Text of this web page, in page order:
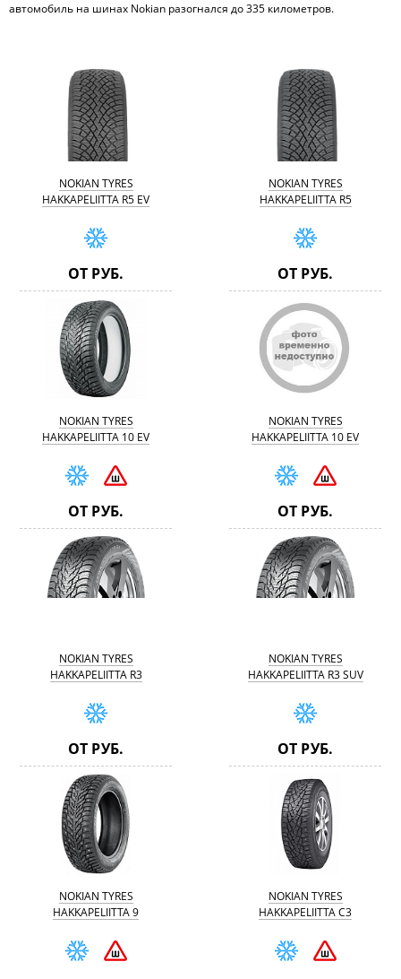
автомобиль на шинах Nokian разогнался до 335 километров.
NOKIAN TYRES
HAKKAPELIITTA R5 EV
ОТ РУБ.
NOKIAN TYRES
HAKKAPELIITTA R5
ОТ РУБ.
NOKIAN TYRES
HAKKAPELIITTA 10 EV
ОТ РУБ.
NOKIAN TYRES
HAKKAPELIITTA 10 EV
ОТ РУБ.
NOKIAN TYRES
HAKKAPELIITTA R3
ОТ РУБ.
NOKIAN TYRES
HAKKAPELIITTA R3 SUV
ОТ РУБ.
NOKIAN TYRES
HAKKAPELIITTA 9
NOKIAN TYRES
HAKKAPELIITTA C3